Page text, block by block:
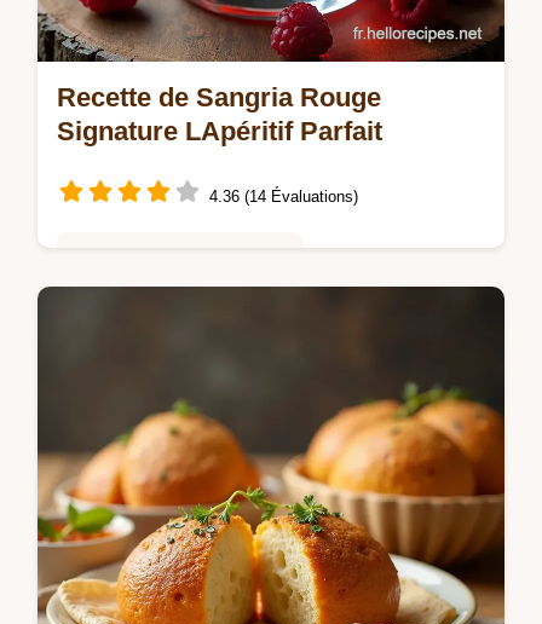
Recette de Sangria Rouge
Signature LApéritif Parfait
4.36 (14 Évaluations)
des fruits frais et une touche de cannelle
pour un apéritif espagnol…